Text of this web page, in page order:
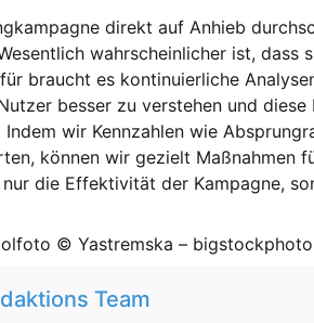
direkt auf Anhieb
wahrscheinlicher ist,
braucht es kontinuierliche
besser zu verstehen und
wir Kennzahlen wie
können wir gezielt Maßnahmen
die Effektivität der Kampagne,
© Yastremska –
Team